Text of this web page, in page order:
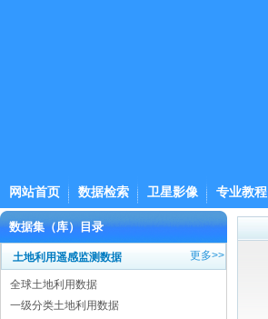
网站首页 数据检索 卫星影像 专业教程
数据集（库）目录
土地利用遥感监测数据 更多>>
全球土地利用数据
一级分类土地利用数据